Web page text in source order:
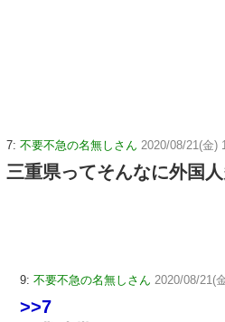
7: 不要不急の名無しさん 2020/08/21(金)
三重県ってそんなに外国
9: 不要不急の名無しさん 2020/08/21(
>>7